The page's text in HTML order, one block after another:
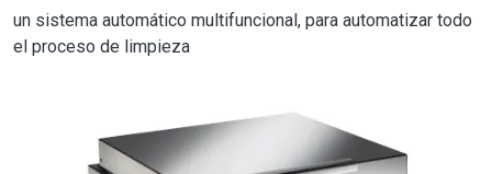
un sistema automático multifuncional, para automatizar todo
el proceso de limpieza